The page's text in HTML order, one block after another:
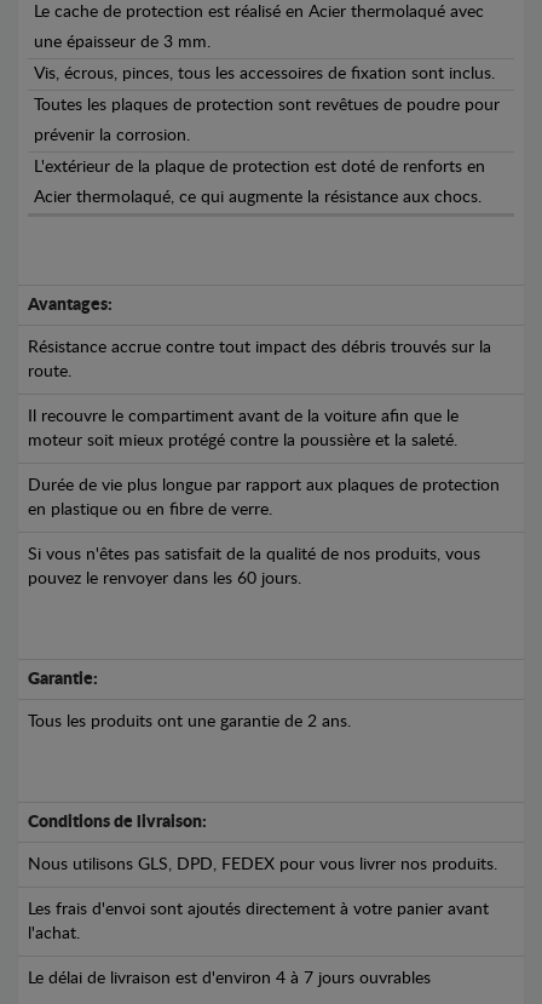
Le cache de protection est réalisé en Acier thermolaqué avec
une épaisseur de 3 mm.
Vis, écrous, pinces, tous les accessoires de fixation sont inclus.
Toutes les plaques de protection sont revêtues de poudre pour
prévenir la corrosion.
L'extérieur de la plaque de protection est doté de renforts en
Acier thermolaqué, ce qui augmente la résistance aux chocs.
Avantages:
Résistance accrue contre tout impact des débris trouvés sur la
route.
Il recouvre le compartiment avant de la voiture afin que le
moteur soit mieux protégé contre la poussière et la saleté.
Durée de vie plus longue par rapport aux plaques de protection
en plastique ou en fibre de verre.
Si vous n'êtes pas satisfait de la qualité de nos produits, vous
pouvez le renvoyer dans les 60 jours.
Garantie:
Tous les produits ont une garantie de 2 ans.
Conditions de livraison:
Nous utilisons GLS, DPD, FEDEX pour vous livrer nos produits.
Les frais d'envoi sont ajoutés directement à votre panier avant
l'achat.
Le délai de livraison est d'environ 4 à 7 jours ouvrables